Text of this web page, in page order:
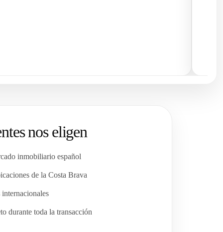
nos eligen
inmobiliario español
de la Costa Brava
durante toda la transacción